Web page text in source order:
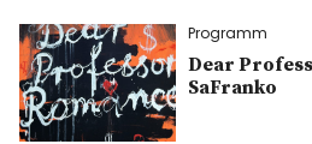
Bestellen / Order
Verlag
Programm
Dear
SaFranko